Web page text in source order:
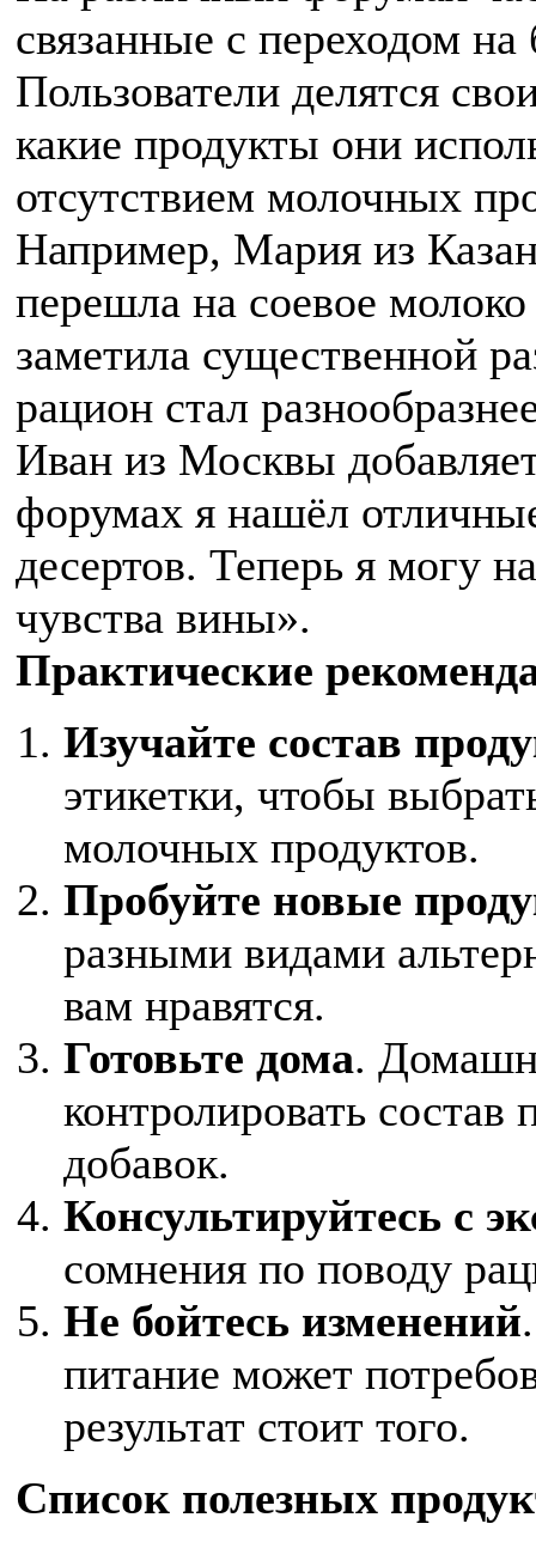
связанные с переходом
Пользователи делятся
какие продукты они
отсутствием молочных
Например, Мария из
перешла на соевое
заметила существенной
рацион стал
Иван из Москвы
форумах я нашёл
десертов. Теперь я могу
чувства вины».
Практические
Изучайте состав
этикетки, чтобы
молочных продуктов.
Пробуйте новые
разными видами
вам нравятся.
Готовьте дома.
контролировать
добавок.
Консультируйтесь с
сомнения по поводу
Не бойтесь изменений
питание может
результат стоит того.
Список полезных